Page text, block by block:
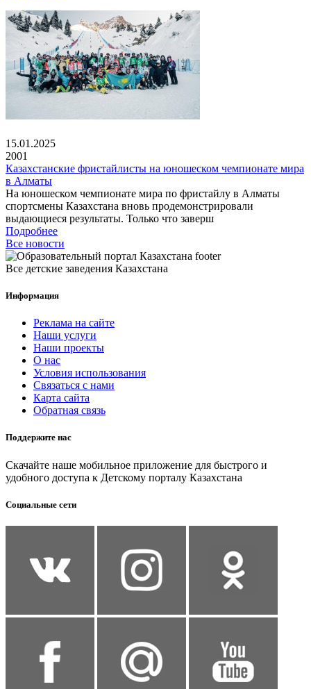
15.01.2025
2001
Казахстанские фристайлисты на юношеском чемпионате мира
в Алматы
На юношеском чемпионате мира по фристайлу в Алматы
спортсмены Казахстана вновь продемонстрировали
выдающиеся результаты. Только что заверш
Подробнее
Все новости
Все детские заведения Казахстана
Информация
Реклама на сайте
Наши услуги
Наши проекты
О нас
Условия использования
Связаться с нами
Карта сайта
Обратная связь
Поддержите нас
Скачайте наше мобильное приложение для быстрого и
удобного доступа к Детскому порталу Казахстана
Социальные сети